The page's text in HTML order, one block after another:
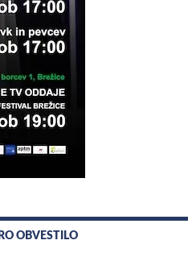
OBVESTILO